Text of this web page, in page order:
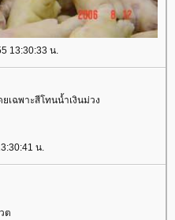
13:30:33 น.
เฉพาะสีโทนน้ำเงินม่วง
น.
ต